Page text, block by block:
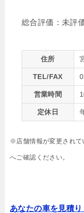
総合評価： 未評
住所
TEL/FAX
営業時間
定休日
※店舗情報が変更されて
へご確認ください。
あなたの車を見積